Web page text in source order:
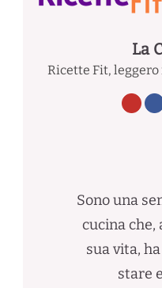
La
Ricette Fit,
Sono una
cucina che,
sua vita,
stare